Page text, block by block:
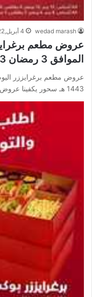
wedad marash 4 أبريل,2022
الموافق 3 رمضان 1443 هـ سحور يكفينا
1443 هـ سحور يكفينا عروض مطعم برغرايززر اليوم 4…